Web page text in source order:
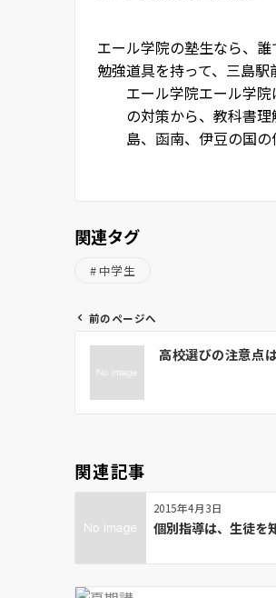
エール学院の塾生なら、誰
勉強道具を持って、三島
エール学院エール学
の対策から、教科書
島、函南、伊豆の国の
関連タグ
中学生
ビ
シ
ン
前のページへ
高校選びの注意点
関連記事
2015年4月3日
個別指導は、生徒を